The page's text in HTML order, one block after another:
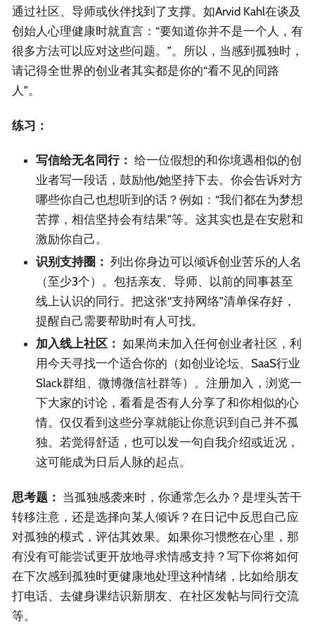
通过社区、导师或伙伴找到了支撑。如Arvid Kahl在谈及
创始人心理健康时就直言：“要知道你并不是一个人，有
很多方法可以应对这些问题。”。所以，当感到孤独时，
请记得全世界的创业者其实都是你的“看不见的同路
人”。
练习：
写信给无名同行： 给一位假想的和你境遇相似的创
业者写一段话，鼓励他/她坚持下去。你会告诉对方
哪些你自己也想听到的话？例如：“我们都在为梦想
苦撑，相信坚持会有结果”等。这其实也是在安慰和
激励你自己。
识别支持圈： 列出你身边可以倾诉创业苦乐的人名
（至少3个）。包括亲友、导师、以前的同事甚至
线上认识的同行。把这张“支持网络”清单保存好，
提醒自己需要帮助时有人可找。
加入线上社区： 如果尚未加入任何创业者社区，利
用今天寻找一个适合你的（如创业论坛、SaaS行业
Slack群组、微博微信社群等）。注册加入，浏览一
下大家的讨论，看看是否有人分享了和你相似的心
情。仅仅看到这些分享就能让你意识到自己并不孤
独。若觉得舒适，也可以发一句自我介绍或近况，
这可能成为日后人脉的起点。
思考题： 当孤独感袭来时，你通常怎么办？是埋头苦干
转移注意，还是选择向某人倾诉？在日记中反思自己应
对孤独的模式，评估其效果。如果你习惯憋在心里，那
有没有可能尝试更开放地寻求情感支持？写下你将如何
在下次感到孤独时更健康地处理这种情绪，比如给朋友
打电话、去健身课结识新朋友、在社区发帖与同行交流
等。